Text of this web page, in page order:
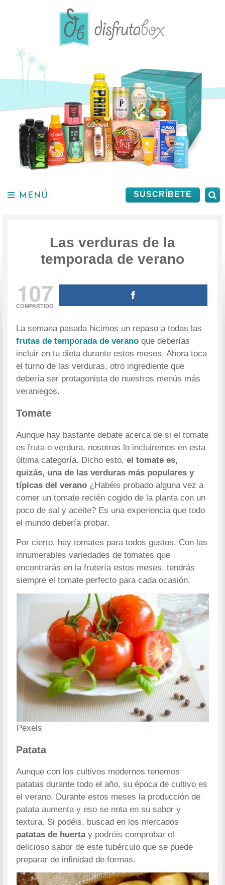
SUSCRÍBETE
MENÚ
Las verduras de la
temporada de verano
107
COMPARTIDO
La semana pasada hicimos un repaso a todas las
frutas de temporada de verano que deberías
incluir en tu dieta durante estos meses. Ahora toca
el turno de las verduras, otro ingrediente que
debería ser protagonista de nuestros menús más
veraniegos.
Tomate
Aunque hay bastante debate acerca de si el tomate
es fruta o verdura, nosotros lo incluiremos en esta
última categoría. Dicho esto, el tomate es,
quizás, una de las verduras más populares y
típicas del verano ¿Habéis probado alguna vez a
comer un tomate recién cogido de la planta con un
poco de sal y aceite? Es una experiencia que todo
el mundo debería probar.
Por cierto, hay tomates para todos gustos. Con las
innumerables variedades de tomates que
encontrarás en la frutería estos meses, tendrás
siempre el tomate perfecto para cada ocasión.
Pexels
Patata
Aunque con los cultivos modernos tenemos
patatas durante todo el año, su época de cultivo es
el verano. Durante estos meses la producción de
patata aumenta y eso se nota en su sabor y
textura. Si podéis, buscad en los mercados
patatas de huertay podréis comprobar el
delicioso sabor de este tubérculo que se puede
preparar de infinidad de formas.